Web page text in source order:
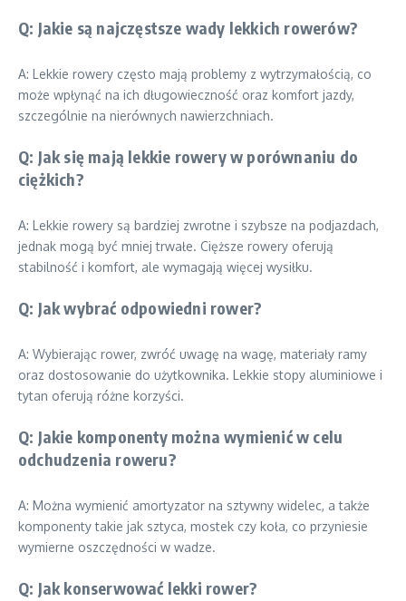
Q: Jakie są najczęstsze wady lekkich rowerów?
A: Lekkie rowery często mają problemy z wytrzymałością, co
może wpłynąć na ich długowieczność oraz komfort jazdy,
szczególnie na nierównych nawierzchniach.
Q: Jak się mają lekkie rowery w porównaniu do
ciężkich?
A: Lekkie rowery są bardziej zwrotne i szybsze na podjazdach,
jednak mogą być mniej trwałe. Cięższe rowery oferują
stabilność i komfort, ale wymagają więcej wysiłku.
Q: Jak wybrać odpowiedni rower?
A: Wybierając rower, zwróć uwagę na wagę, materiały ramy
oraz dostosowanie do użytkownika. Lekkie stopy aluminiowe i
tytan oferują różne korzyści.
Q: Jakie komponenty można wymienić w celu
odchudzenia roweru?
A: Można wymienić amortyzator na sztywny widelec, a także
komponenty takie jak sztyca, mostek czy koła, co przyniesie
wymierne oszczędności w wadze.
Q: Jak konserwować lekki rower?